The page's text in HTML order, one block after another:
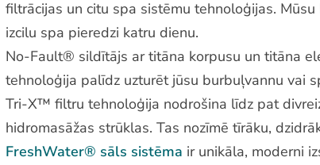
filtrācijas un citu spa sistēmu tehnoloģijas.
izcilu spa pieredzi katru dienu.
No-Fault® sildītājs ar titāna korpusu un titāna
tehnoloģija palīdz uzturēt jūsu burbuļvannu vai
Tri-X™ filtru tehnoloģija nodrošina līdz pat
hidromasāžas strūklas. Tas nozīmē tīrāku,
FreshWater® sāls sistēma ir unikāla, moderni